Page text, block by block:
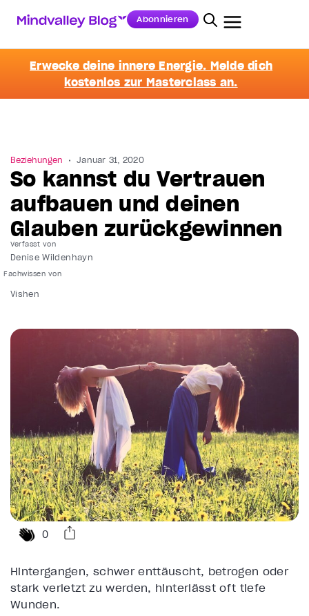
Abonnieren
Erwecke deine innere Energie. Melde dich
kostenlos zur Masterclass an.
Beziehungen Januar 31, 2020
So kannst du Vertrauen
aufbauen und deinen
Glauben zurückgewinnen
Verfasst von
Denise Wildenhayn
Vishen
0
Hintergangen, schwer enttäuscht, betrogen oder
stark verletzt zu werden, hinterlässt oft tiefe
Wunden.